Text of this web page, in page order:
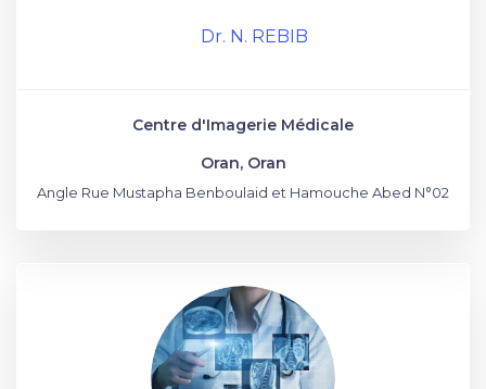
Dr. N. REBIB
Centre d'Imagerie Médicale
Oran, Oran
Angle Rue Mustapha Benboulaid et Hamouche Abed N°02